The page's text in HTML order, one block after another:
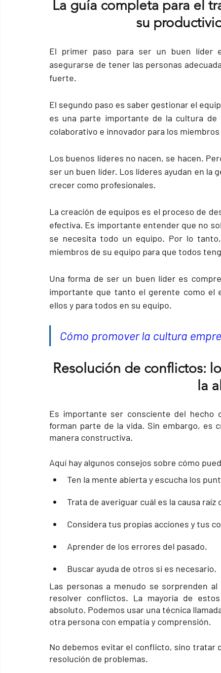
La guía completa para el
su
El primer paso para ser un buen líder
asegurarse de tener las personas
fuerte.
El segundo paso es saber gestionar el
es una parte importante de la cultura de
colaborativo e innovador para los
Los buenos líderes no nacen, se hacen.
ser un buen líder. Los líderes ayudan en la
crecer como profesionales.
La creación de equipos es el proceso de
efectiva. Es importante entender que no
se necesita todo un equipo. Por lo
miembros de su equipo para que todos
Una forma de ser un buen líder es
importante que tanto el gerente como el
ellos y para todos en su equipo.
Cómo promover la cultura
Resolución de conflictos:
la
Es importante ser consciente del hecho
forman parte de la vida. Sin embargo, es
manera constructiva.
Aquí hay algunos consejos sobre cómo
Ten la mente abierta y escucha los
Trata de averiguar cuál es la causa
Considera tus propias acciones y tus
Aprender de los errores del pasado.
Buscar ayuda de otros si es necesario.
Las personas a menudo se sorprenden
resolver conflictos. La mayoría de
absoluto. Podemos usar una técnica
otra persona con empatía y comprensión.
No debemos evitar el conflicto, sino tratar
resolución de problemas.